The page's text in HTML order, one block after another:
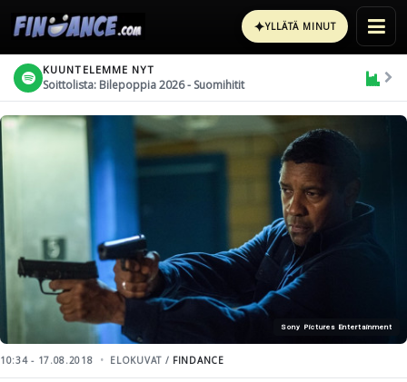
✦YLLÄTÄ MINUT
KUUNTELEMME NYT
Soittolista: Bilepoppia 2026 - Suomihitit
Sony Pictures Entertainment
10:34 - 17.08.2018 ELOKUVAT / FINDANCE